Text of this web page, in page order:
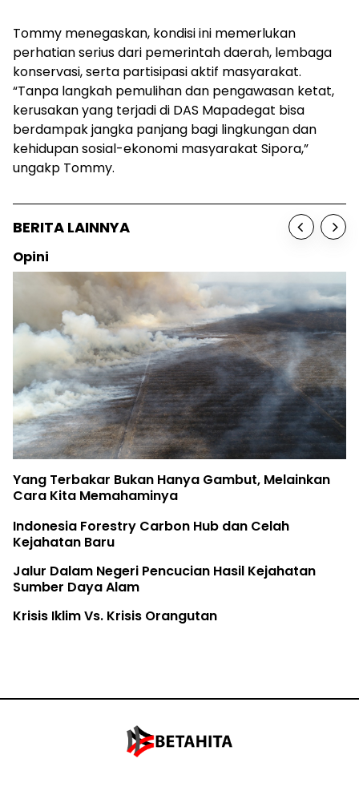
Tommy menegaskan, kondisi ini memerlukan
perhatian serius dari pemerintah daerah, lembaga
konservasi, serta partisipasi aktif masyarakat.
“Tanpa langkah pemulihan dan pengawasan ketat,
kerusakan yang terjadi di DAS Mapadegat bisa
berdampak jangka panjang bagi lingkungan dan
kehidupan sosial-ekonomi masyarakat Sipora,”
ungakp Tommy.
BERITA LAINNYA
Opini
Yang Terbakar Bukan Hanya Gambut, Melainkan
Cara Kita Memahaminya
Indonesia Forestry Carbon Hub dan Celah
Kejahatan Baru
Jalur Dalam Negeri Pencucian Hasil Kejahatan
Sumber Daya Alam
Krisis Iklim Vs. Krisis Orangutan